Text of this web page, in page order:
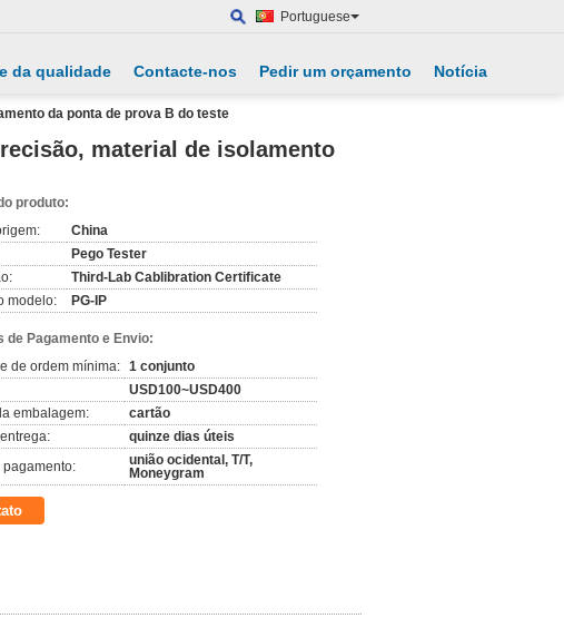
Portuguese
da qualidade Contacte-nos Pedir um orçamento Notícia
da ponta de prova B do teste
material de isolamento
produto:
China
Pego Tester
Third-Lab Cablibration Certificate
modelo:
PG-IP
de Pagamento e Envio:
de ordem mínima: 1 conjunto
USD100~USD400
embalagem:
cartão
quinze dias úteis
pagamento:
união ocidental, T/T,
Moneygram